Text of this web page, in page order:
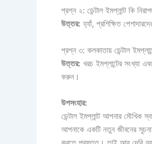
প্রশ্ন ২: ডেন্টাল ইমপ্লান্ট কি
উত্তর: হ্যাঁ, প্রশিক্ষিত
প্রশ্ন ৩: কলকাতায় ডেন্টাল
উত্তর: খরচ ইমপ্লান্টের সংখ্যা
করুন।
উপসংহার:
ডেন্টাল ইমপ্লান্ট আপনার মৌখিক
আপনাকে একটি নতুন জীবনের